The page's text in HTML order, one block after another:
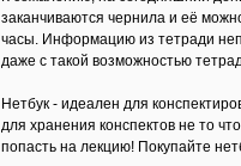
заканчиваются чернила и её
часы. Информацию из тетради
даже с такой возможностью
Нетбук - идеален для
для хранения конспектов не то
попасть на лекцию! Покупайте